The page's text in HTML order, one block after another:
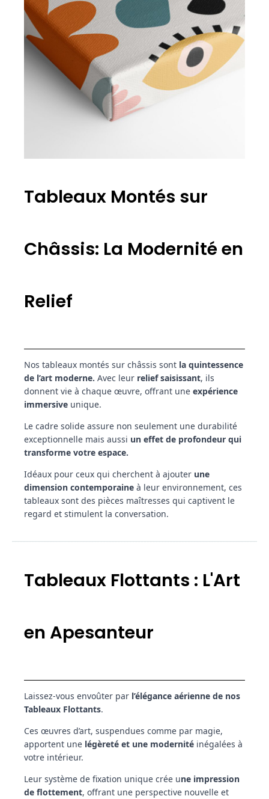
Tableaux Montés sur
Châssis: La Modernité en
Relief
Nos tableaux montés sur châssis sont la quintessence
de l’art moderne. Avec leur relief saisissant, ils
donnent vie à chaque œuvre, offrant une expérience
immersive unique.
Le cadre solide assure non seulement une durabilité
exceptionnelle mais aussi un effet de profondeur qui
transforme votre espace.
Idéaux pour ceux qui cherchent à ajouter une
dimension contemporaine à leur environnement, ces
tableaux sont des pièces maîtresses qui captivent le
regard et stimulent la conversation.
Tableaux Flottants : L'Art
en Apesanteur
Laissez-vous envoûter par l’élégance aérienne de nos
Tableaux Flottants.
Ces œuvres d’art, suspendues comme par magie,
apportent une légèreté et une modernité inégalées à
votre intérieur.
Leur système de fixation unique crée une impression
de flottement, offrant une perspective nouvelle et